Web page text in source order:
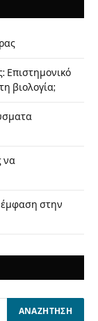
Επιστημονικό
βιολογία;
να
στην